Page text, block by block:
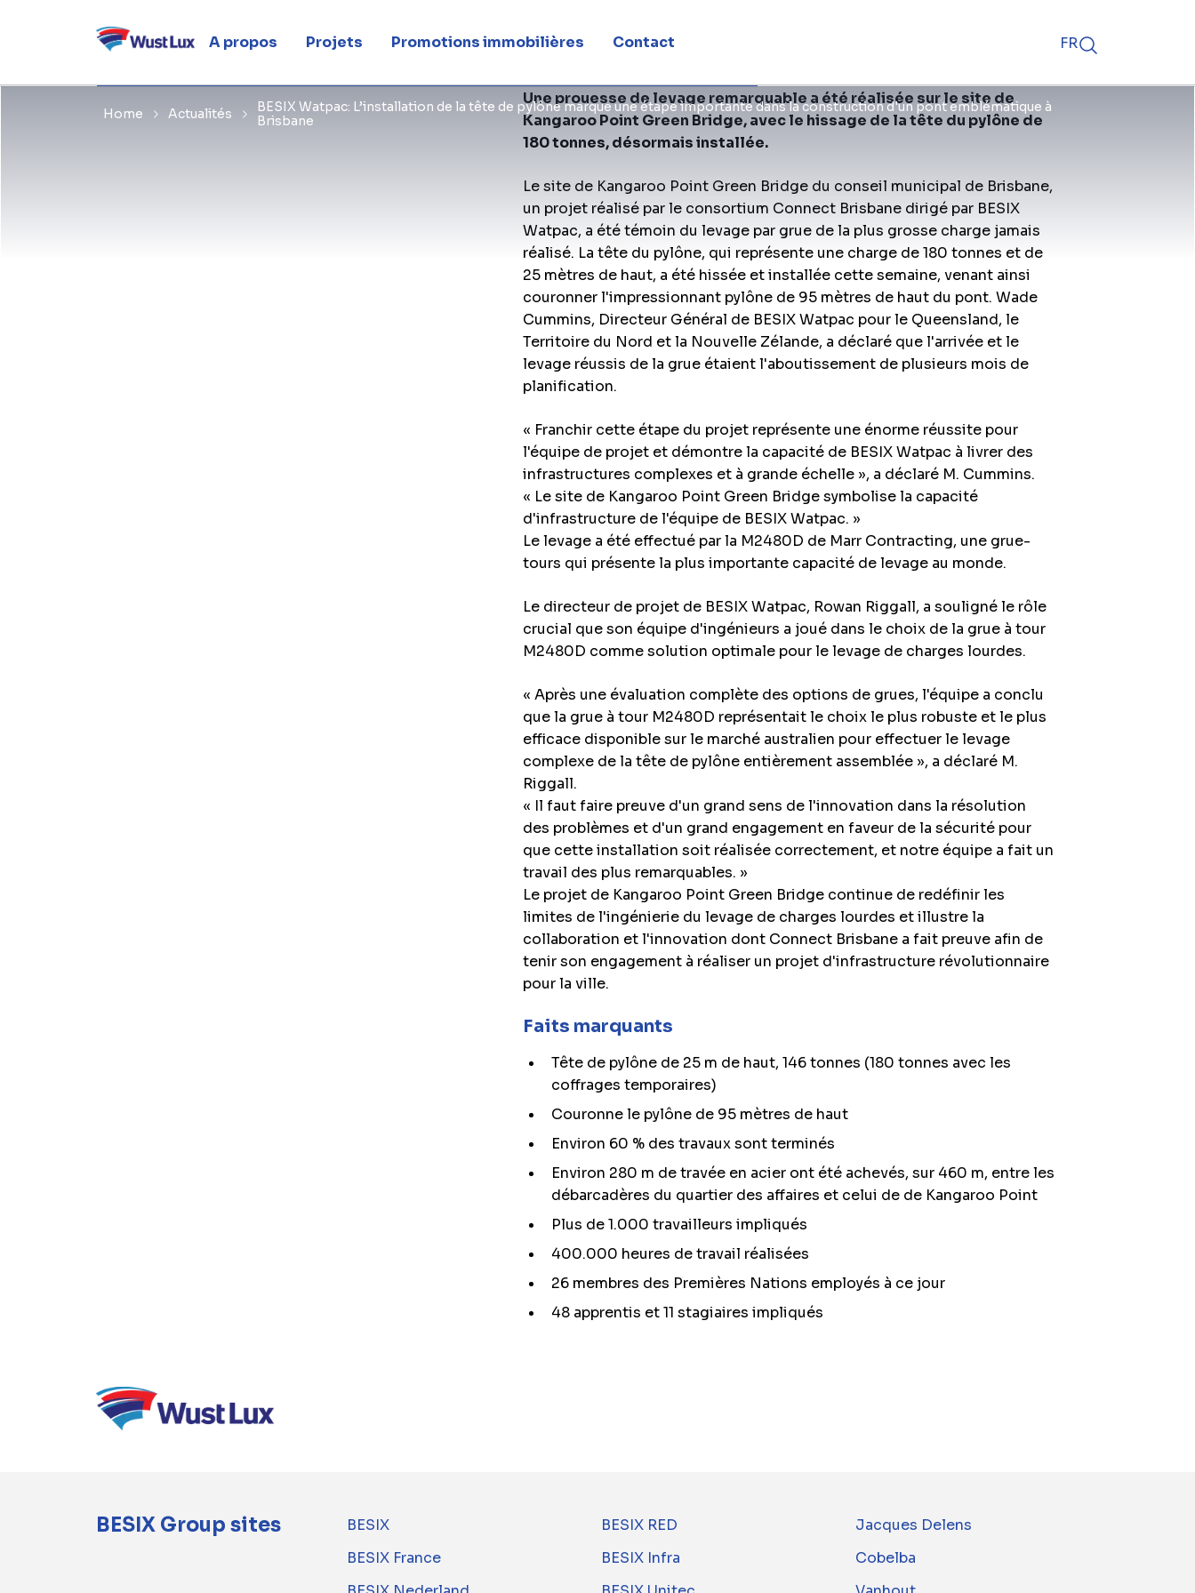
A propos Projets Promotions immobilières Contact FR
Home Actualités
BESIX Watpac: L’installation de la tête de pylône marque une étape importante dans la construction d'un pont emblématique à
Brisbane
Brisbane
Une prouesse de levage remarquable a été réalisée sur le site de
Kangaroo Point Green Bridge, avec le hissage de la tête du pylône de
180 tonnes, désormais installée.
Le site de Kangaroo Point Green Bridge du conseil municipal de Brisbane,
un projet réalisé par le consortium Connect Brisbane dirigé par BESIX
Watpac, a été témoin du levage par grue de la plus grosse charge jamais
réalisé. La tête du pylône, qui représente une charge de 180 tonnes et de
25 mètres de haut, a été hissée et installée cette semaine, venant ainsi
couronner l'impressionnant pylône de 95 mètres de haut du pont. Wade
Cummins, Directeur Général de BESIX Watpac pour le Queensland, le
Territoire du Nord et la Nouvelle Zélande, a déclaré que l'arrivée et le
levage réussis de la grue étaient l'aboutissement de plusieurs mois de
planification.
« Franchir cette étape du projet représente une énorme réussite pour
l'équipe de projet et démontre la capacité de BESIX Watpac à livrer des
infrastructures complexes et à grande échelle », a déclaré M. Cummins.
« Le site de Kangaroo Point Green Bridge symbolise la capacité
d'infrastructure de l'équipe de BESIX Watpac. »
Le levage a été effectué par la M2480D de Marr Contracting, une grue-
tours qui présente la plus importante capacité de levage au monde.
Le directeur de projet de BESIX Watpac, Rowan Riggall, a souligné le rôle
crucial que son équipe d'ingénieurs a joué dans le choix de la grue à tour
M2480D comme solution optimale pour le levage de charges lourdes.
« Après une évaluation complète des options de grues, l'équipe a conclu
que la grue à tour M2480D représentait le choix le plus robuste et le plus
efficace disponible sur le marché australien pour effectuer le levage
complexe de la tête de pylône entièrement assemblée », a déclaré M.
Riggall.
« Il faut faire preuve d'un grand sens de l'innovation dans la résolution
des problèmes et d'un grand engagement en faveur de la sécurité pour
que cette installation soit réalisée correctement, et notre équipe a fait un
travail des plus remarquables. »
Le projet de Kangaroo Point Green Bridge continue de redéfinir les
limites de l'ingénierie du levage de charges lourdes et illustre la
collaboration et l'innovation dont Connect Brisbane a fait preuve afin de
tenir son engagement à réaliser un projet d'infrastructure révolutionnaire
pour la ville.
Faits marquants
Tête de pylône de 25 m de haut, 146 tonnes (180 tonnes avec les
coffrages temporaires)
Couronne le pylône de 95 mètres de haut
Environ 60 % des travaux sont terminés
Environ 280 m de travée en acier ont été achevés, sur 460 m, entre les
débarcadères du quartier des affaires et celui de de Kangaroo Point
Plus de 1.000 travailleurs impliqués
400.000 heures de travail réalisées
26 membres des Premières Nations employés à ce jour
48 apprentis et 11 stagiaires impliqués
BESIX Group sites BESIX BESIX RED
Jacques Delens
BESIX France
BESIX Infra
Cobelba